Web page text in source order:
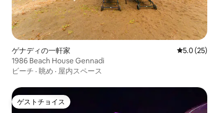
ゲナディの一軒家 レビュー25
5.0 (25)
1986 Beach House Gennadi
ビーチ · 眺め · 屋内スペース
ゲストチョイス
ゲストチョイス